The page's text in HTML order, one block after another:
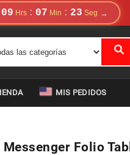
09 : 07 : 23
MIS PEDIDOS
Messenger Folio